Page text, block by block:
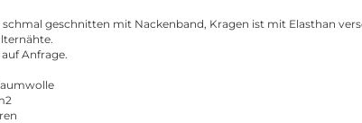
schmal geschnitten mit Nackenband, Kragen ist mit Elasthan
Anfrage.